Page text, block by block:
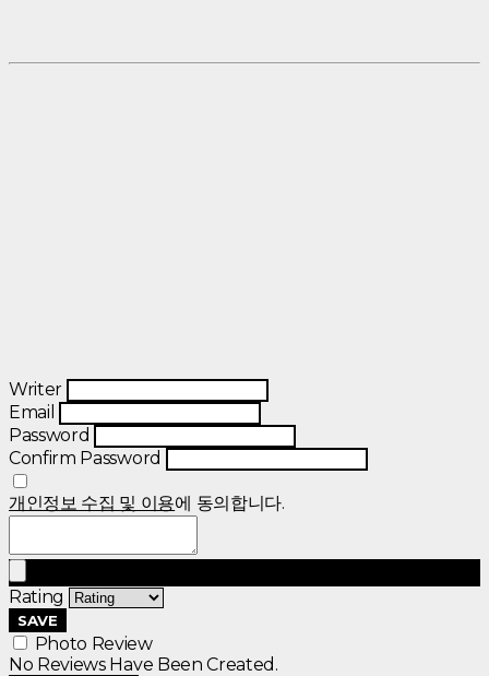
Writer
Email
Password
Confirm Password
개인정보 수집 및 이용에 동의합니다.
Rating
SAVE
Photo Review
No Reviews Have Been Created.